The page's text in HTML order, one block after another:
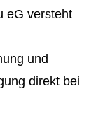
eG versteht
und
direkt bei